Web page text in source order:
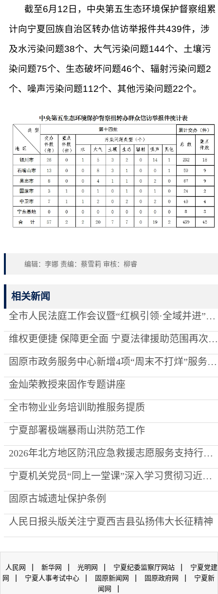
截至6月12日，中央第五生态环境保护督察组累
计向宁夏回族自治区转办信访举报件共439件，涉
及水污染问题38个、大气污染问题144个、土壤污
染问题75个、生态破坏问题46个、辐射污染问题2
个、噪声污染问题112个、其他污染问题22个。
编辑：李娜 责编：蔡雪莉 审核：柳睿
相关新闻
全市人民法庭工作会议暨“红枫引领·全域并进”项目创建推进会召开
维权更便捷 保障更全面 宁夏法律援助范围再次“扩容”
固原市政务服务中心新增4项“周末不打烊”服务事项
金灿荣教授来固作专题讲座
全市物业业务培训助推服务提质
宁夏部署极端暴雨山洪防范工作
2026年北方地区防汛应急救援志愿服务支持行动走进泾源县
宁夏机关党员“同上一堂课”深入学习贯彻习近平党建思想
固原古城遗址保护条例
人民日报头版关注宁夏西吉县弘扬伟大长征精神
人民网 新华网 光明网 宁夏纪委监察厅网站
宁夏党建
网
宁夏人事考试中心 固原新闻网 固原政府网
宁夏新
闻网